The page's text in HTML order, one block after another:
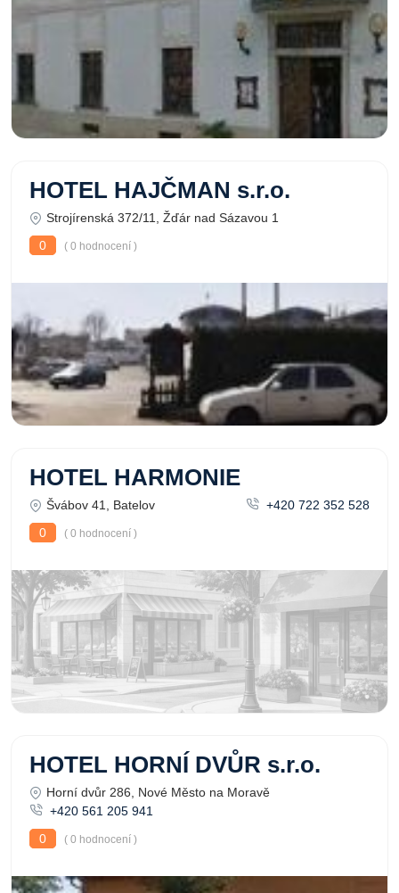
HOTEL HAJČMAN s.r.o.
Strojírenská 372/11, Žďár nad Sázavou 1
0
( 0 hodnocení )
HOTEL HARMONIE
Švábov 41, Batelov
+420 722 352 528
0
( 0 hodnocení )
HOTEL HORNÍ DVŮR s.r.o.
Horní dvůr 286, Nové Město na Moravě
+420 561 205 941
0
( 0 hodnocení )